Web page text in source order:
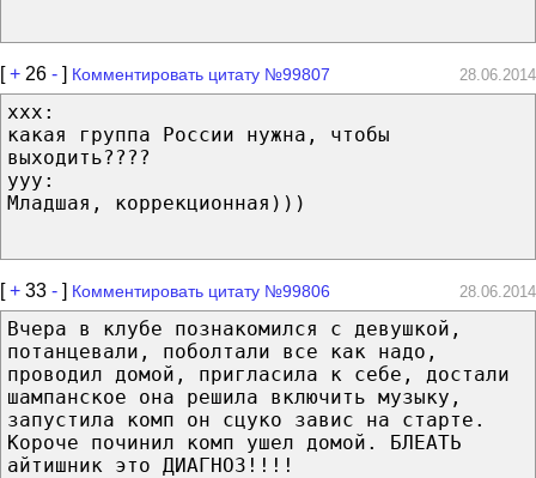
[+ 26 - ] Комментировать цитату №99807 28.06.2014
xxx:
какая группа России нужна, чтобы
выходить????
yyy:
Младшая, коррекционная)))
[+ 33 - ] Комментировать цитату №99806 28.06.2014
Вчера в клубе познакомился с девушкой,
потанцевали, поболтали все как надо,
проводил домой, пригласила к себе, достали
шампанское она решила включить музыку,
запустила комп он сцуко завис на старте.
Короче починил комп ушел домой. БЛЕАТЬ
айтишник это ДИАГНОЗ!!!!